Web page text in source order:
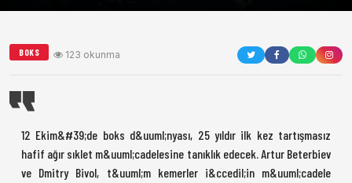
BOKS 123 okunma
12 Ekim&#39;de boks d&uuml;nyası, 25 yıldır ilk kez tartışmasız
hafif ağır sıklet m&uuml;cadelesine tanıklık edecek. Artur Beterbiev
ve Dmitry Bivol, t&uuml;m kemerler i&ccedil;in m&uuml;cadele